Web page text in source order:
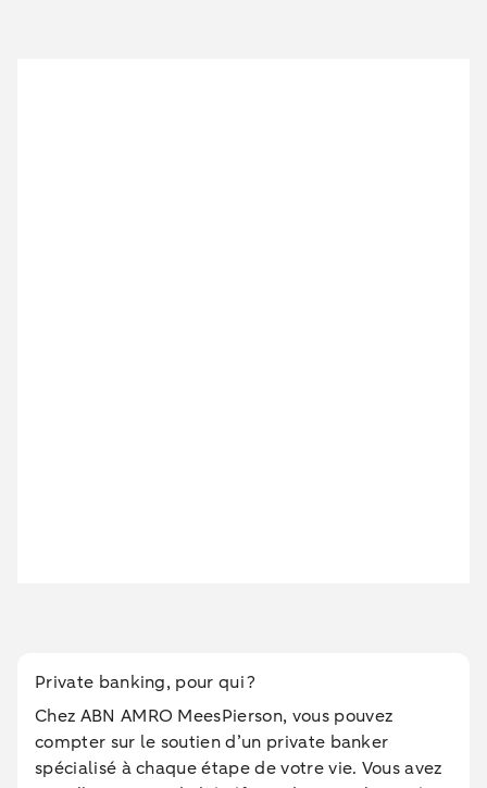
Private banking, pour qui ?
Chez ABN AMRO MeesPierson, vous pouvez
compter sur le soutien d’un private banker
spécialisé à chaque étape de votre vie. Vous avez